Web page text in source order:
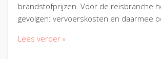
brandstofprijzen. Voor de reisbranche
gevolgen: vervoerskosten en daarmee
Lees verder »